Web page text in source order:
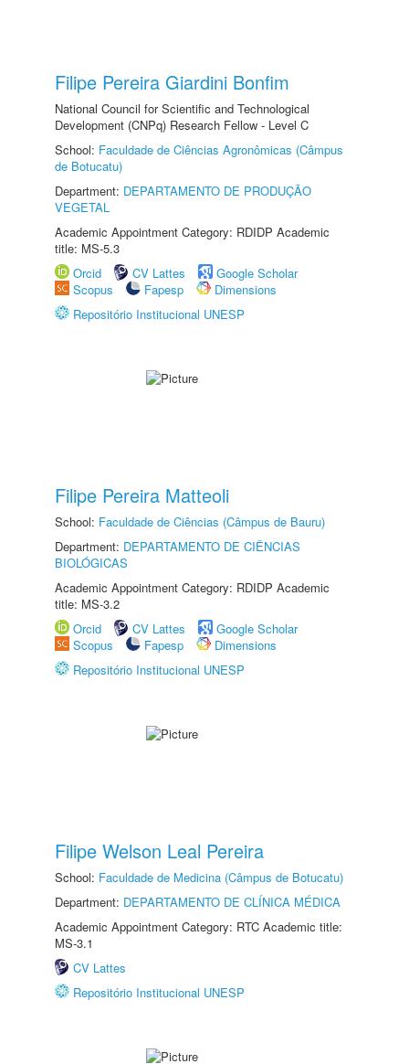
Filipe Pereira Giardini Bonfim
National Council for Scientific and Technological
Development (CNPq) Research Fellow - Level C
School: Faculdade de Ciências Agronômicas (Câmpus
de Botucatu)
Department: DEPARTAMENTO DE PRODUÇÃO
VEGETAL
Academic Appointment Category: RDIDP Academic
title: MS-5.3
Orcid
CV Lattes
Google Scholar
Scopus
Fapesp
Dimensions
Repositório Institucional UNESP
Filipe Pereira Matteoli
School: Faculdade de Ciências (Câmpus de Bauru)
Department: DEPARTAMENTO DE CIÊNCIAS
BIOLÓGICAS
Academic Appointment Category: RDIDP Academic
title: MS-3.2
Orcid
CV Lattes
Google Scholar
Scopus
Fapesp
Dimensions
Repositório Institucional UNESP
Filipe Welson Leal Pereira
School: Faculdade de Medicina (Câmpus de Botucatu)
Department: DEPARTAMENTO DE CLÍNICA MÉDICA
Academic Appointment Category: RTC Academic title:
MS-3.1
CV Lattes
Repositório Institucional UNESP